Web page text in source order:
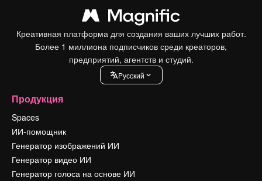
Креативная платформа для создания ваших лучших работ.
Более 1 миллиона подписчиков среди креаторов,
предприятий, агентств и студий.
Pусский
Продукция
Spaces
ИИ-помощник
Генератор изображений ИИ
Генератор видео ИИ
Генератор голоса на основе ИИ